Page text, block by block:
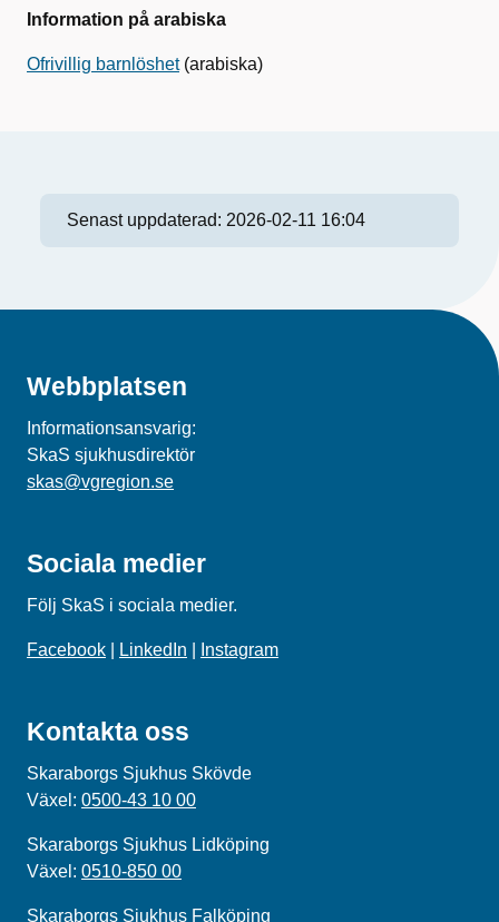
Information på arabiska
Ofrivillig barnlöshet(arabiska)
Senast uppdaterad: 2026-02-11 16:04
Webbplatsen
Informationsansvarig:
SkaS sjukhusdirektör
skas@vgregion.se
Sociala medier
Följ SkaS i sociala medier.
Facebook LinkedIn Instagram
Kontakta oss
Skaraborgs Sjukhus Skövde
Växel: 0500-43 10 00
Skaraborgs Sjukhus Lidköping
Växel: 0510-850 00
Skaraborgs Sjukhus Falköping